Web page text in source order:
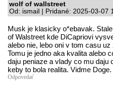
wolf of wallstreet
Od: ismail | Pridané: 2025-03-07
Musk je klasicky o*ebavak.
of Walstreet kde DiCapriovi
alebo nie, lebo oni v tom casu
Tomu je jedno aka kvalita alebo
daju peniaze a vlady co mu
keby to bola realita. Vidme Doge.
Odpovedať